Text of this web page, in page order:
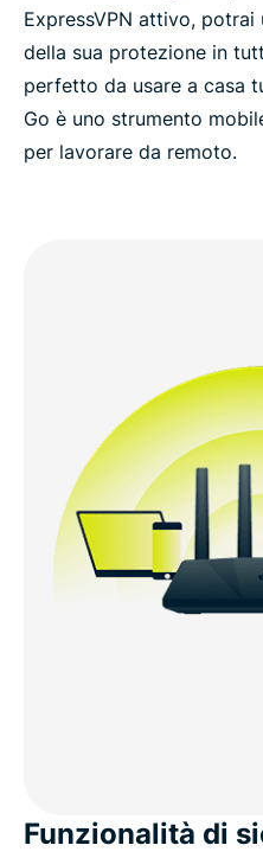
ExpressVPN attivo,
della sua protezione in
perfetto da usare a casa
Go è uno strumento
per lavorare da remoto.
Funzionalità di